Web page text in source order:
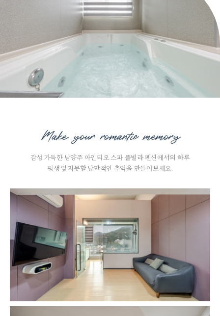
Make your romantic memory
감성 가득한 남양주 아인티오 스파 풀빌라 펜션에서의 하루
평생 잊지못할 낭만적인 추억을 만들어보세요.